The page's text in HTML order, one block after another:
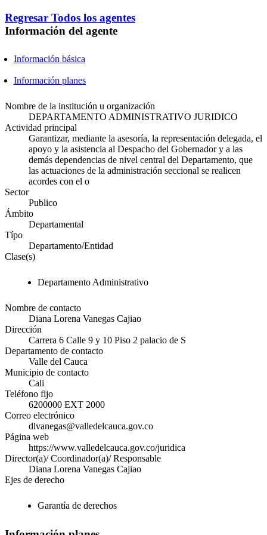
Regresar Todos los agentes
Información del agente
Información básica
Información planes
Nombre de la institución u organización
DEPARTAMENTO ADMINISTRATIVO JURIDICO
Actividad principal
Garantizar, mediante la asesoría, la representación delegada, el
apoyo y la asistencia al Despacho del Gobernador y a las
demás dependencias de nivel central del Departamento, que
las actuaciones de la administración seccional se realicen
acordes con el o
Sector
Publico
Ámbito
Departamental
Típo
Departamento/Entidad
Clase(s)
Departamento Administrativo
Nombre de contacto
Diana Lorena Vanegas Cajiao
Dirección
Carrera 6 Calle 9 y 10 Piso 2 palacio de S
Departamento de contacto
Valle del Cauca
Municipio de contacto
Cali
Teléfono fijo
6200000 EXT 2000
Correo electrónico
dlvanegas@valledelcauca.gov.co
Página web
https://www.valledelcauca.gov.co/juridica
Director(a)/ Coordinador(a)/ Responsable
Diana Lorena Vanegas Cajiao
Ejes de derecho
Garantía de derechos